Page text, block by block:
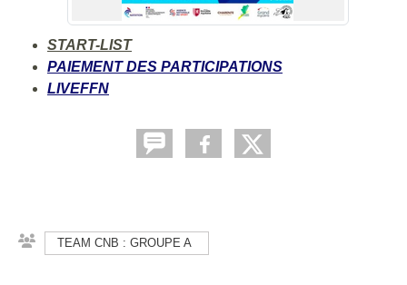
START-LIST
PAIEMENT DES PARTICIPATIONS
LIVEFFN
TEAM CNB : GROUPE A